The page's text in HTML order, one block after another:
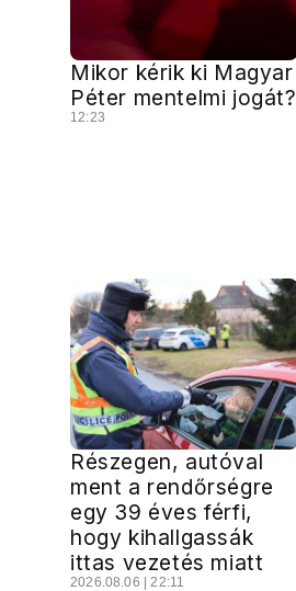
Mikor kérik ki Magyar
Péter mentelmi jogát?
12:23
Részegen, autóval
ment a rendőrségre
egy 39 éves férfi,
hogy kihallgassák
ittas vezetés miatt
2026.08.06 | 22:11